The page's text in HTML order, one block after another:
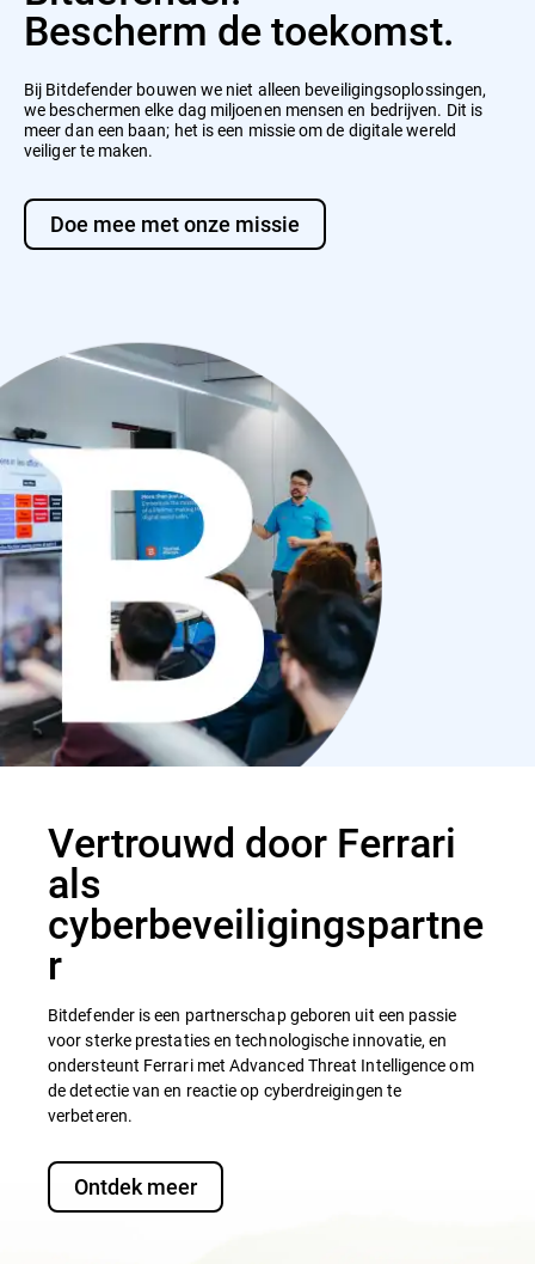
Bescherm de toekomst.
Bij Bitdefender bouwen we niet alleen beveiligingsoplossingen,
we beschermen elke dag miljoenen mensen en bedrijven. Dit is
meer dan een baan; het is een missie om de digitale wereld
veiliger te maken.
Doe mee met onze missie
Vertrouwd door Ferrari
als
cyberbeveiligingspartne
r
Bitdefender is een partnerschap geboren uit een passie
voor sterke prestaties en technologische innovatie, en
ondersteunt Ferrari met Advanced Threat Intelligence om
de detectie van en reactie op cyberdreigingen te
verbeteren.
Ontdek meer